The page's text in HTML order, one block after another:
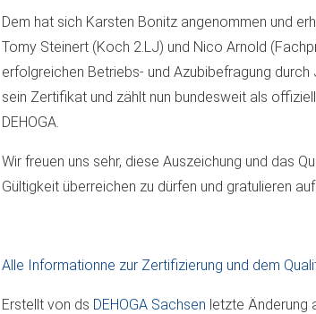
Dem hat sich Karsten Bonitz angenommen und
Tomy Steinert (Koch 2.LJ) und Nico Arnold
erfolgreichen Betriebs- und Azubibefragung durch
sein Zertifikat und zählt nun bundesweit als
DEHOGA.
Wir freuen uns sehr, diese Auszeichung und das
Gültigkeit überreichen zu dürfen und gratulieren
Alle Informationne zur Zertifizierung und dem
Erstellt von ds DEHOGA Sachsen letzte Änderung